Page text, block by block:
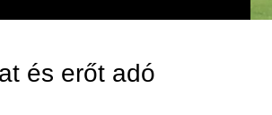
és erőt adó